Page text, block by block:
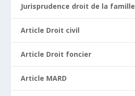
Jurisprudence droit de la famille
Article Droit civil
Article Droit foncier
Article MARD